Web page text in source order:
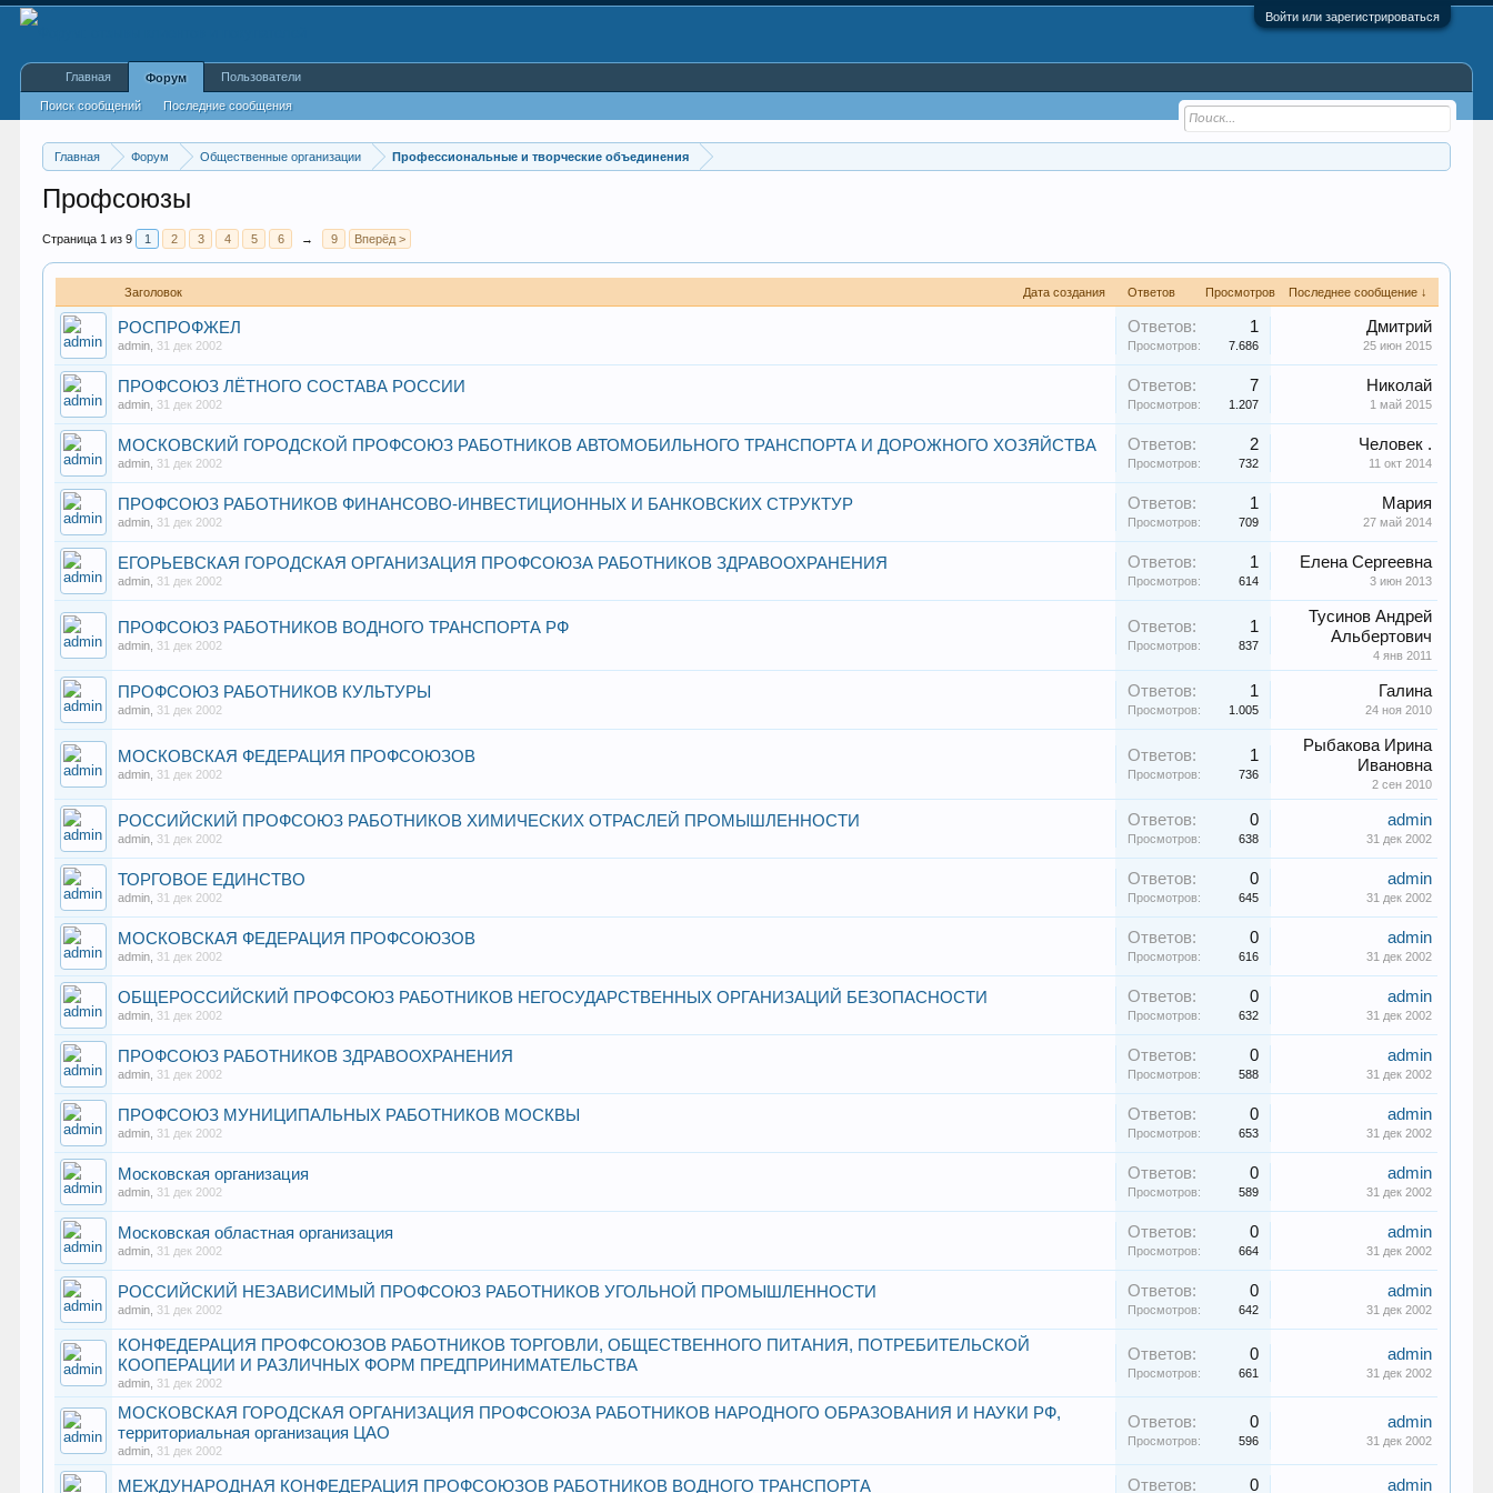
Войти или зарегистрироваться
Главная Форум Общественные организации Профессиональные и творческие объединения
Профсоюзы
Страница 1 из 9 1 2 3 4 5 6 → 9 Вперёд >
Заголовок Дата создания Ответов Просмотров Последнее сообщение ↓
РОСПРОФЖЕЛ
admin 31 дек 2002
Ответов: 1
Просмотров: 7.686
Дмитрий
25 июн 2015
ПРОФСОЮЗ ЛЁТНОГО СОСТАВА РОССИИ
admin 31 дек 2002
Ответов: 7
Просмотров: 1.207
Николай
1 май 2015
МОСКОВСКИЙ ГОРОДСКОЙ ПРОФСОЮЗ РАБОТНИКОВ АВТОМОБИЛЬНОГО ТРАНСПОРТА И ДОРОЖНОГО ХОЗЯЙСТВА
admin 31 дек 2002
Ответов: 2
Просмотров: 732
Человек .
11 окт 2014
ПРОФСОЮЗ РАБОТНИКОВ ФИНАНСОВО-ИНВЕСТИЦИОННЫХ И БАНКОВСКИХ СТРУКТУР
admin 31 дек 2002
Ответов: 1
Просмотров: 709
Мария
27 май 2014
ЕГОРЬЕВСКАЯ ГОРОДСКАЯ ОРГАНИЗАЦИЯ ПРОФСОЮЗА РАБОТНИКОВ ЗДРАВООХРАНЕНИЯ
admin 31 дек 2002
Ответов: 1
Просмотров: 614
Елена Сергеевна
3 июн 2013
ПРОФСОЮЗ РАБОТНИКОВ ВОДНОГО ТРАНСПОРТА РФ
admin 31 дек 2002
Ответов: 1
Просмотров: 837
Тусинов Андрей
Альбертович
4 янв 2011
ПРОФСОЮЗ РАБОТНИКОВ КУЛЬТУРЫ
admin 31 дек 2002
Ответов: 1
Просмотров: 1.005
Галина
24 ноя 2010
МОСКОВСКАЯ ФЕДЕРАЦИЯ ПРОФСОЮЗОВ
admin 31 дек 2002
Ответов: 1
Просмотров: 736
Рыбакова Ирина
Ивановна
2 сен 2010
РОССИЙСКИЙ ПРОФСОЮЗ РАБОТНИКОВ ХИМИЧЕСКИХ ОТРАСЛЕЙ ПРОМЫШЛЕННОСТИ
admin 31 дек 2002
Ответов: 0
Просмотров: 638
admin
31 дек 2002
ТОРГОВОЕ ЕДИНСТВО
admin 31 дек 2002
Ответов: 0
Просмотров: 645
admin
31 дек 2002
МОСКОВСКАЯ ФЕДЕРАЦИЯ ПРОФСОЮЗОВ
admin 31 дек 2002
Ответов: 0
Просмотров: 616
admin
31 дек 2002
ОБЩЕРОССИЙСКИЙ ПРОФСОЮЗ РАБОТНИКОВ НЕГОСУДАРСТВЕННЫХ ОРГАНИЗАЦИЙ БЕЗОПАСНОСТИ
admin 31 дек 2002
Ответов: 0
Просмотров: 632
admin
31 дек 2002
ПРОФСОЮЗ РАБОТНИКОВ ЗДРАВООХРАНЕНИЯ
admin 31 дек 2002
Ответов: 0
Просмотров: 588
admin
31 дек 2002
ПРОФСОЮЗ МУНИЦИПАЛЬНЫХ РАБОТНИКОВ МОСКВЫ
admin 31 дек 2002
Ответов: 0
Просмотров: 653
admin
31 дек 2002
Московская организация
admin 31 дек 2002
Ответов: 0
Просмотров: 589
admin
31 дек 2002
Московская областная организация
admin 31 дек 2002
Ответов: 0
Просмотров: 664
admin
31 дек 2002
РОССИЙСКИЙ НЕЗАВИСИМЫЙ ПРОФСОЮЗ РАБОТНИКОВ УГОЛЬНОЙ ПРОМЫШЛЕННОСТИ
admin 31 дек 2002
Ответов: 0
Просмотров: 642
admin
31 дек 2002
КОНФЕДЕРАЦИЯ ПРОФСОЮЗОВ РАБОТНИКОВ ТОРГОВЛИ, ОБЩЕСТВЕННОГО ПИТАНИЯ, ПОТРЕБИТЕЛЬСКОЙ
КООПЕРАЦИИ И РАЗЛИЧНЫХ ФОРМ ПРЕДПРИНИМАТЕЛЬСТВА
admin 31 дек 2002
Ответов: 0
Просмотров: 661
admin
31 дек 2002
МОСКОВСКАЯ ГОРОДСКАЯ ОРГАНИЗАЦИЯ ПРОФСОЮЗА РАБОТНИКОВ НАРОДНОГО ОБРАЗОВАНИЯ И НАУКИ РФ,
территориальная организация ЦАО
admin 31 дек 2002
Ответов: 0
Просмотров: 596
admin
31 дек 2002
МЕЖДУНАРОДНАЯ КОНФЕДЕРАЦИЯ ПРОФСОЮЗОВ РАБОТНИКОВ ВОДНОГО ТРАНСПОРТА Ответов: 0 admin
Главная Форум
Поиск сообщений Последние сообщения
Пользователи